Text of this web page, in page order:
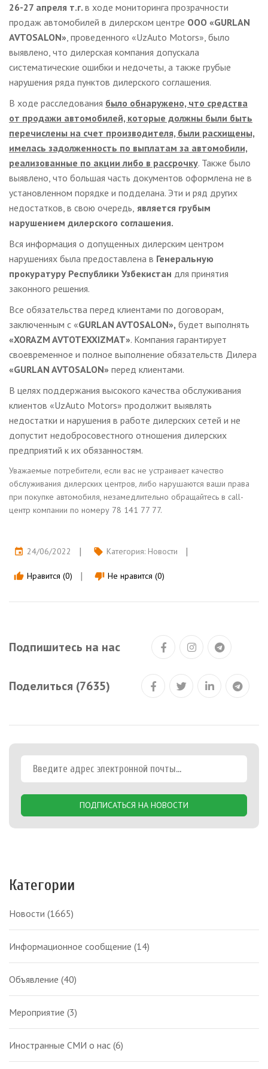
26-27 апреля т.г. в ходе мониторинга прозрачности
продаж автомобилей в дилерском центре ООО «GURLAN
AVTOSALON» , проведенного «UzAuto Motors», было
выявлено, что дилерская компания допускала
систематические ошибки и недочеты, а также грубые
нарушения ряда пунктов дилерского соглашения.
В ходе расследования было обнаружено, что средства
от продажи автомобилей, которые должны были быть
перечислены на счет производителя, были расхищены,
имелась задолженность по выплатам за автомобили,
реализованные по акции либо в рассрочку. Также было
выявлено, что большая часть документов оформлена не в
установленном порядке и подделана. Эти и ряд других
недостатков, в свою очередь, является грубым
нарушением дилерского соглашения.
Вся информация о допущенных дилерским центром
нарушениях была предоставлена в Генеральную
прокуратуру Республики Узбекистан для принятия
законного решения.
Все обязательства перед клиентами по договорам,
заключенным с «GURLAN AVTOSALON», будет выполнять
«XORAZM AVTOTEXXIZMAT». Компания гарантирует
своевременное и полное выполнение обязательств Дилера
«GURLAN AVTOSALON» перед клиентами.
В целях поддержания высокого качества обслуживания
клиентов «UzAuto Motors» продолжит выявлять
недостатки и нарушения в работе дилерских сетей и не
допустит недобросовестного отношения дилерских
предприятий к их обязанностям.
Уважаемые потребители, если вас не устраивает качество
обслуживания дилерских центров, либо нарушаются ваши права
при покупке автомобиля, незамедлительно обращайтесь в call-
центр компании по номеру 78 141 77 77.
event 24/06/2022 local_offer Категория: Новости
thumb_up Нравится (0) thumb_down Не нравится (0)
Подпишитесь на нас
Поделиться (7635)
ПОДПИСАТЬСЯ НА НОВОСТИ
Категории
Новости (1665)
Информационное сообщение (14)
Объявление (40)
Мероприятие (3)
Иностранные СМИ о нас (6)